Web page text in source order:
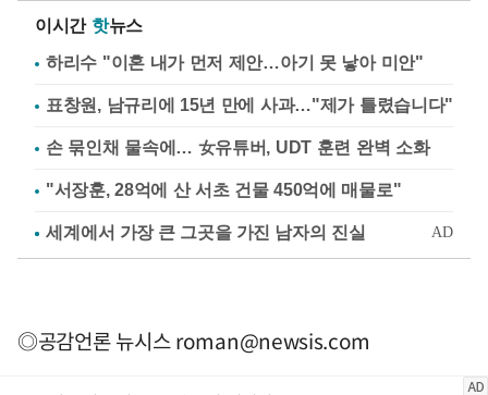
이시간 핫뉴스
하리수 "이혼 내가 먼저 제안…아기 못 낳아 미안"
표창원, 남규리에 15년 만에 사과…"제가 틀렸습니다"
손 묶인채 물속에… 女유튜버, UDT 훈련 완벽 소화
"서장훈, 28억에 산 서초 건물 450억에 매물로"
◎공감언론 뉴시스roman@newsis.com